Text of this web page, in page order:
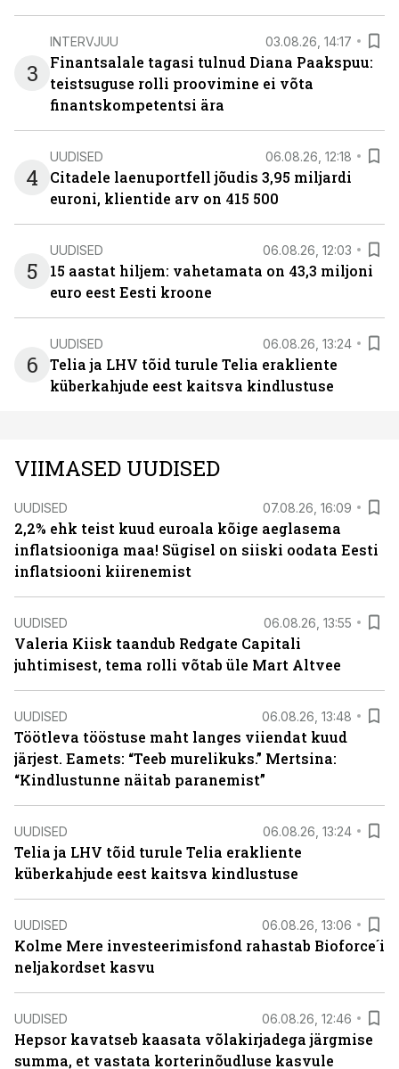
3
INTERVJUU 03.08.26, 14:17
Finantsalale tagasi tulnud Diana Paakspuu:
teistsuguse rolli proovimine ei võta
finantskompetentsi ära
4
UUDISED 06.08.26, 12:18
Citadele laenuportfell jõudis 3,95 miljardi
euroni, klientide arv on 415 500
5
UUDISED 06.08.26, 12:03
15 aastat hiljem: vahetamata on 43,3 miljoni
euro eest Eesti kroone
6
UUDISED 06.08.26, 13:24
Telia ja LHV tõid turule Telia erakliente
küberkahjude eest kaitsva kindlustuse
VIIMASED UUDISED
UUDISED 07.08.26, 16:09
2,2% ehk teist kuud euroala kõige aeglasema
inflatsiooniga maa! Sügisel on siiski oodata Eesti
inflatsiooni kiirenemist
UUDISED 06.08.26, 13:55
Valeria Kiisk taandub Redgate Capitali
juhtimisest, tema rolli võtab üle Mart Altvee
UUDISED 06.08.26, 13:48
Töötleva tööstuse maht langes viiendat kuud
järjest. Eamets: “Teeb murelikuks.” Mertsina:
“Kindlustunne näitab paranemist”
UUDISED 06.08.26, 13:24
Telia ja LHV tõid turule Telia erakliente
küberkahjude eest kaitsva kindlustuse
UUDISED 06.08.26, 13:06
Kolme Mere investeerimisfond rahastab Bioforce´i
neljakordset kasvu
UUDISED 06.08.26, 12:46
Hepsor kavatseb kaasata võlakirjadega järgmise
summa, et vastata korterinõudluse kasvule